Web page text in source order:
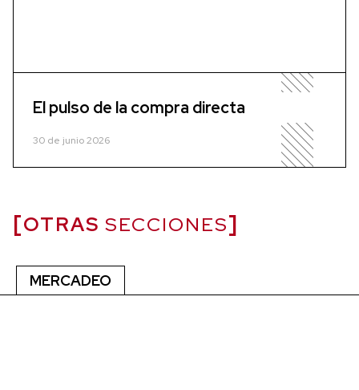
El pulso de la compra directa
30 de junio 2026
OTRAS SECCIONES
MERCADEO